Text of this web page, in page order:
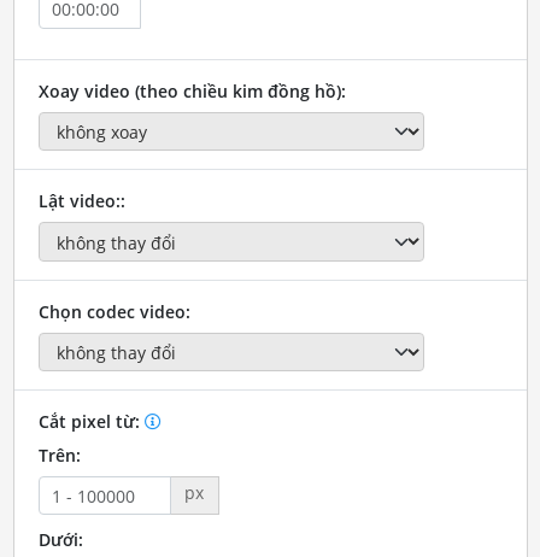
Xoay video (theo chiều kim đồng hồ):
Lật video::
Chọn codec video:
Cắt pixel từ:
Trên:
px
Dưới: